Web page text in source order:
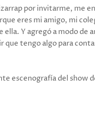
por invitarme, me
eres mi amigo, mi
ella. Y agregó a modo de
que tengo algo para
escenografía del show